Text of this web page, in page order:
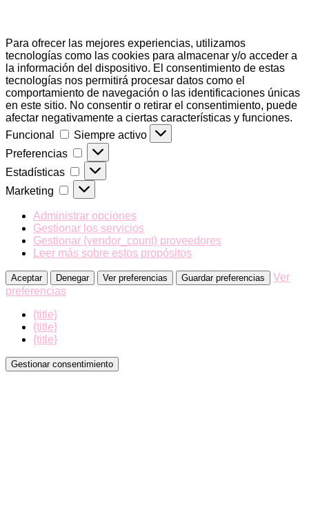
Para ofrecer las mejores experiencias, utilizamos
tecnologías como las cookies para almacenar y/o acceder a
la información del dispositivo. El consentimiento de estas
tecnologías nos permitirá procesar datos como el
comportamiento de navegación o las identificaciones únicas
en este sitio. No consentir o retirar el consentimiento, puede
afectar negativamente a ciertas características y funciones.
Funcional
Funcional
Siempre activo
Preferencias
Preferencias
Estadísticas Estadísticas
Marketing Marketing
Administrar opciones
Gestionar los servicios
Gestionar {vendor_count} proveedores
Leer más sobre estos propósitos
Aceptar Denegar Ver preferencias Guardar preferencias
Ver
preferencias
{title}
{title}
{title}
Gestionar consentimiento